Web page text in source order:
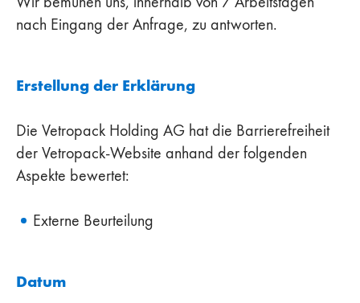
nach Eingang der Anfrage, zu antworten.
Erstellung der Erklärung
Die Vetropack Holding AG hat die Barrierefreiheit
der Vetropack-Website anhand der folgenden
Aspekte bewertet:
Externe Beurteilung
Datum